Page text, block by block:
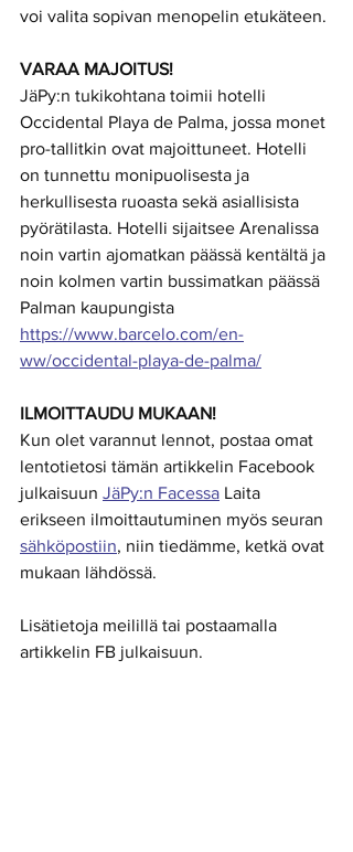
voi valita sopivan menopelin etukäteen.
VARAA MAJOITUS!
JäPy:n tukikohtana toimii hotelli
Occidental Playa de Palma, jossa monet
pro-tallitkin ovat majoittuneet. Hotelli
on tunnettu monipuolisesta ja
herkullisesta ruoasta sekä asiallisista
pyörätilasta. Hotelli sijaitsee Arenalissa
noin vartin ajomatkan päässä kentältä ja
noin kolmen vartin bussimatkan päässä
Palman kaupungista
https://www.barcelo.com/en-
ww/occidental-playa-de-palma/
ILMOITTAUDU MUKAAN!
Kun olet varannut lennot, postaa omat
lentotietosi tämän artikkelin Facebook
julkaisuun JäPy:n Facessa Laita
erikseen ilmoittautuminen myös seuran
sähköpostiin, niin tiedämme, ketkä ovat
mukaan lähdössä.
Lisätietoja meilillä tai postaamalla
artikkelin FB julkaisuun.